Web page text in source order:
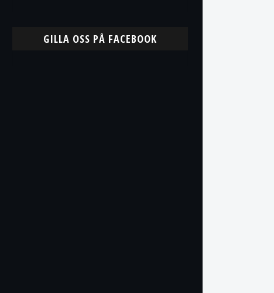
GILLA OSS PÅ FACEBOOK